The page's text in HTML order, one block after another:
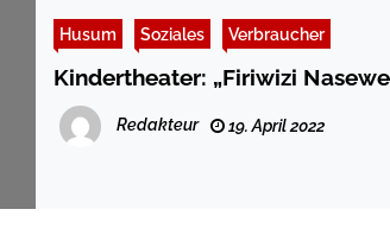
Husum Soziales Verbraucher
Kindertheater: „Firiwizi
Redakteur 19. April 2022